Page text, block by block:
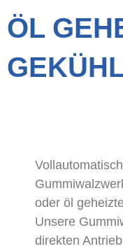
ÖL
oder öl
Unsere
direkten